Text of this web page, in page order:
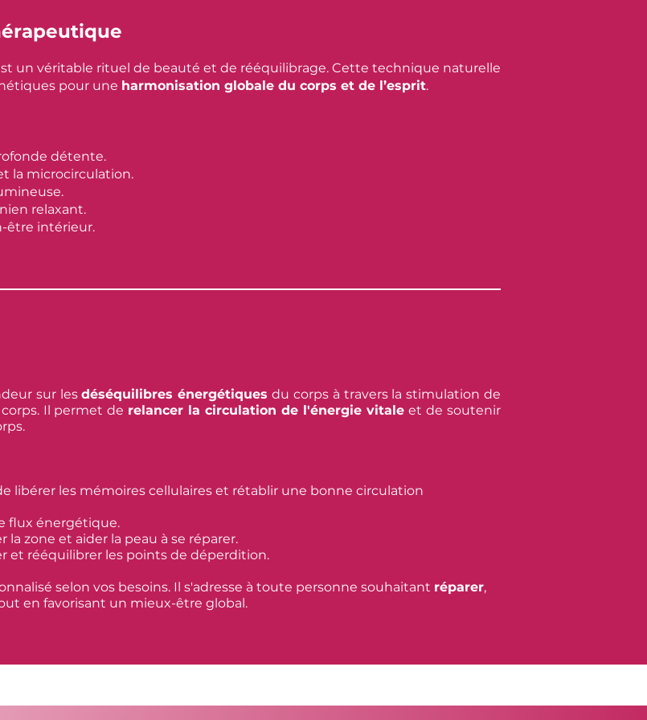
un véritable rituel de beauté et de rééquilibrage. Cette technique naturelle
pour une harmonisation globale du corps et de l’esprit.
détente.
la microcirculation.
relaxant.
être intérieur.
sur lesdéséquilibres énergétiques du corps à travers la stimulation de
Il permet de relancer la circulation de l'énergie vitale et de soutenir
libérer les mémoires cellulaires et rétablir une bonne circulation
flux énergétique.​
la zone et aider la peau à se réparer.
et rééquilibrer les points de déperdition.
selon vos besoins. Il s'adresse à toute personne souhaitant réparer,
en favorisant un mieux-être global.